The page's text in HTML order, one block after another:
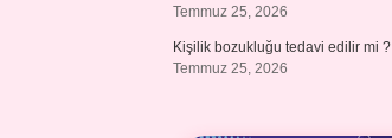
Temmuz 25, 2026
Kişilik bozukluğu tedavi edilir mi ?
Temmuz 25, 2026